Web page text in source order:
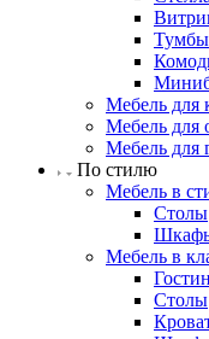
Тумбы
Мебель для
Мебель для
Мебель для
По стилю
Мебель в
Столы
Мебель в
Столы